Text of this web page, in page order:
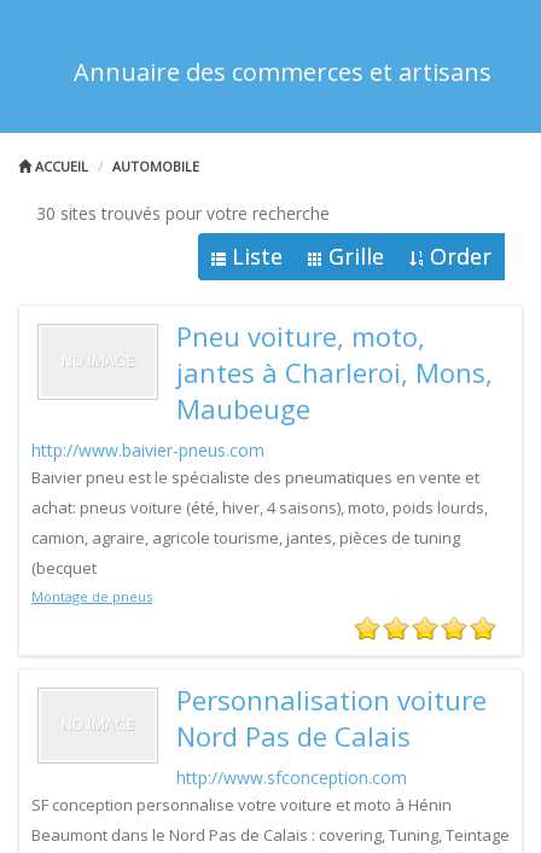
Annuaire des commerces et artisans
ACCUEIL AUTOMOBILE
30 sites trouvés pour votre recherche
Liste Grille Order
Pneu voiture, moto,
jantes à Charleroi, Mons,
Maubeuge
http://www.baivier-pneus.com
Baivier pneu est le spécialiste des pneumatiques en vente et
achat: pneus voiture (été, hiver, 4 saisons), moto, poids lourds,
camion, agraire, agricole tourisme, jantes, pièces de tuning
(becquet
Montage de pneus
Personnalisation voiture
Nord Pas de Calais
http://www.sfconception.com
SF conception personnalise votre voiture et moto à Hénin
Beaumont dans le Nord Pas de Calais : covering, Tuning, Teintage